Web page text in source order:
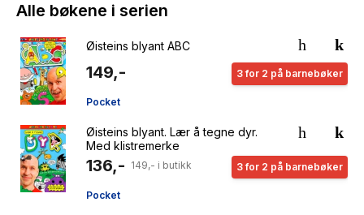
Alle bøkene i serien
Øisteins blyant ABC
149,- 3 for 2 på barnebøker
Pocket
Øisteins blyant. Lær å tegne dyr.
Med klistremerke
136,- 149,- i butikk 3 for 2 på barnebøker
Pocket